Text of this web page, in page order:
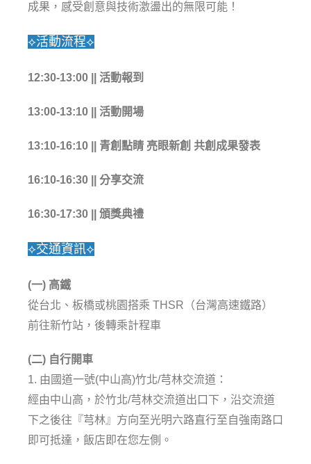
成果，感受創意與技術激盪出的無限可能！
⟡活動流程⟡
12:30-13:00 || 活動報到
13:00-13:10 || 活動開場
13:10-16:10 || 青創點睛 亮眼新創 共創成果發表
16:10-16:30 || 分享交流
16:30-17:30 || 頒獎典禮
⟡交通資訊⟡
(一) 高鐵
從台北、板橋或桃園搭乘 THSR（台灣高速鐵路）
前往新竹站，後轉乘計程車
(二) 自行開車
1. 由國道一號(中山高)竹北/芎林交流道：
經由中山高，於竹北/芎林交流道出口下，沿交流道
下之後往『芎林』方向至光明六路直行至自強南路口
即可抵達，飯店即在您左側。